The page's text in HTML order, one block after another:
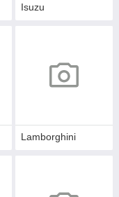
Isuzu
Lamborghini